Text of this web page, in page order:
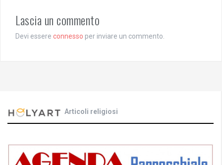
Lascia un commento
Devi essere connesso per inviare un commento.
Articoli religiosi